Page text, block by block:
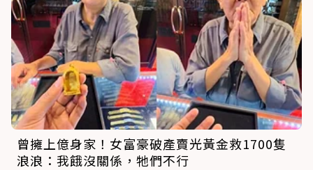
曾擁上億身家！女富豪破產賣光黃金救1700隻
浪浪：我餓沒關係，牠們不行